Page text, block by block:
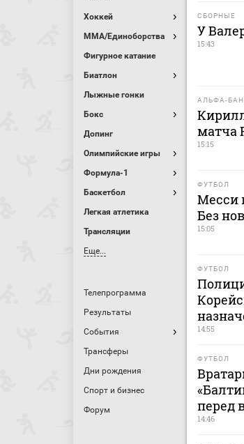
Хоккей
MMA/Единоборства
Фигурное катание
Биатлон
Лыжные гонки
Бокс
Допинг
Олимпийские игры
Формула-1
Баскетбол
Легкая атлетика
Трансляции
Еще...
Телепрограмма
Результаты
События
Трансферы
Дни рождения
Спорт и бизнес
Форум
СБОРНЫЕ
У
15:43
АЛЬФА-
матча
15:15
ФУТБОЛ
Месси
Без
15:05
ФУТБОЛ
14:55
ФУТБОЛ
перед
14:46